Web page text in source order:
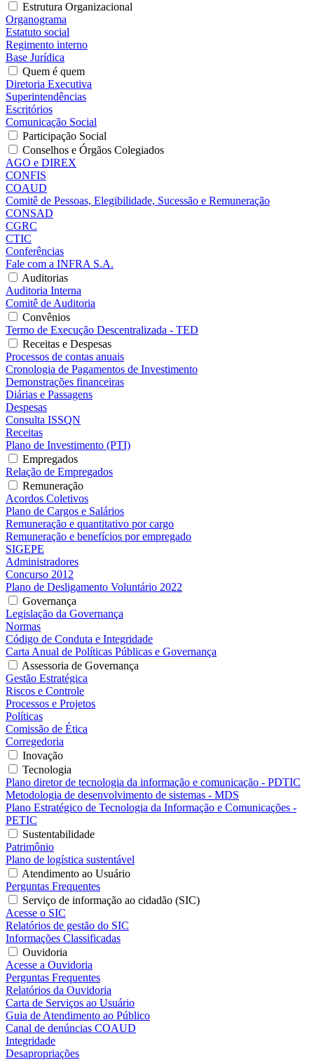
Estrutura Organizacional
Organograma
Estatuto social
Regimento interno
Base Jurídica
Quem é quem
Diretoria Executiva
Superintendências
Escritórios
Comunicação Social
Participação Social
Conselhos e Órgãos Colegiados
AGO e DIREX
CONFIS
COAUD
Comitê de Pessoas, Elegibilidade, Sucessão e Remuneração
CONSAD
CGRC
CTIC
Conferências
Fale com a INFRA S.A.
Auditorias
Auditoria Interna
Comitê de Auditoria
Convênios
Termo de Execução Descentralizada - TED
Receitas e Despesas
Processos de contas anuais
Cronologia de Pagamentos de Investimento
Demonstrações financeiras
Diárias e Passagens
Despesas
Consulta ISSQN
Receitas
Plano de Investimento (PTI)
Empregados
Relação de Empregados
Remuneração
Acordos Coletivos
Plano de Cargos e Salários
Remuneração e quantitativo por cargo
Remuneração e benefícios por empregado
SIGEPE
Administradores
Concurso 2012
Plano de Desligamento Voluntário 2022
Governança
Legislação da Governança
Normas
Código de Conduta e Integridade
Carta Anual de Políticas Públicas e Governança
Assessoria de Governança
Gestão Estratégica
Riscos e Controle
Processos e Projetos
Políticas
Comissão de Ética
Corregedoria
Inovação
Tecnologia
Plano diretor de tecnologia da informação e comunicação - PDTIC
Metodologia de desenvolvimento de sistemas - MDS
Plano Estratégico de Tecnologia da Informação e Comunicações -
PETIC
Sustentabilidade
Patrimônio
Plano de logística sustentável
Atendimento ao Usuário
Perguntas Frequentes
Serviço de informação ao cidadão (SIC)
Acesse o SIC
Relatórios de gestão do SIC
Informações Classificadas
Ouvidoria
Acesse a Ouvidoria
Perguntas Frequentes
Relatórios da Ouvidoria
Carta de Serviços ao Usuário
Guia de Atendimento ao Público
Canal de denúncias COAUD
Integridade
Desapropriações